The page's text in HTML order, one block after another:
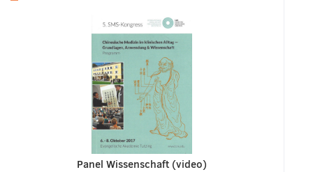
Panel Wissenschaft (video)